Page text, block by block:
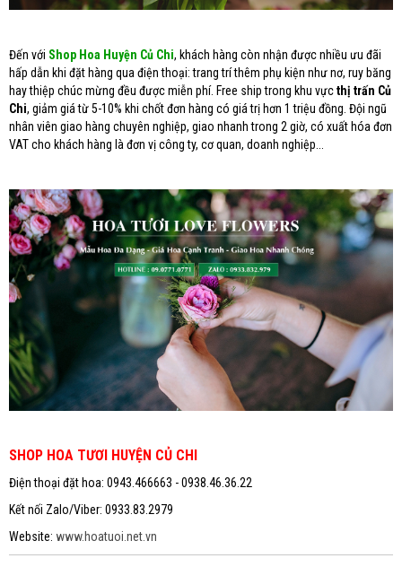
Đến với Shop Hoa Huyện Củ Chi, khách hàng còn nhận được nhiều ưu đãi
hấp dẫn khi đặt hàng qua điện thoại: trang trí thêm phụ kiện như nơ, ruy băng
hay thiệp chúc mừng đều được miễn phí. Free ship trong khu vựcthị trấn Củ
Chi, giảm giá từ 5-10% khi chốt đơn hàng có giá trị hơn 1 triệu đồng. Đội ngũ
nhân viên giao hàng chuyên nghiệp, giao nhanh trong 2 giờ, có xuất hóa đơn
VAT cho khách hàng là đơn vị công ty, cơ quan, doanh nghiệp...
SHOP HOA TƯƠI HUYỆN CỦ CHI
Điện thoại đặt hoa: 0943.466663 - 0938.46.36.22
Kết nối Zalo/Viber: 0933.83.2979
Website: www.hoatuoi.net.vn